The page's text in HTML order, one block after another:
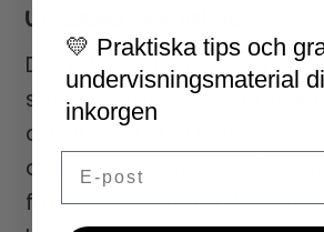
UTVIDGAD SKRIVNING
Det följer också med en
skrivaktivitet som ger
att återberätta texten,
den handlar om, en gåta
från texten, en liten historia
💛 Praktiska tips och
undervisningsmaterial
inkorgen